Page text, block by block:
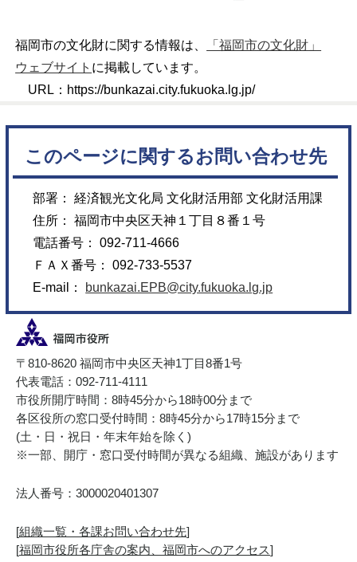
福岡市の文化財に関する情報は、
「福岡市の文化財」
ウェブサイト に掲載しています。
URL：https://bunkazai.city.fukuoka.lg.jp/
このページに関するお問い合わせ先
部署： 経済観光文化局 文化財活用部 文化財活用課
住所： 福岡市中央区天神１丁目８番１号
電話番号： 092-711-4666
ＦＡＸ番号： 092-733-5537
E-mail：
bunkazai.EPB@city.fukuoka.lg.jp
〒810-8620 福岡市中央区天神1丁目8番1号
代表電話：092-711-4111
市役所開庁時間：8時45分から18時00分まで
各区役所の窓口受付時間：8時45分から17時15分まで
(土・日・祝日・年末年始を除く)
※一部、開庁・窓口受付時間が異なる組織、施設があります
法人番号：3000020401307
[組織一覧・各課お問い合わせ先]
[福岡市役所各庁舎の案内、福岡市へのアクセス]